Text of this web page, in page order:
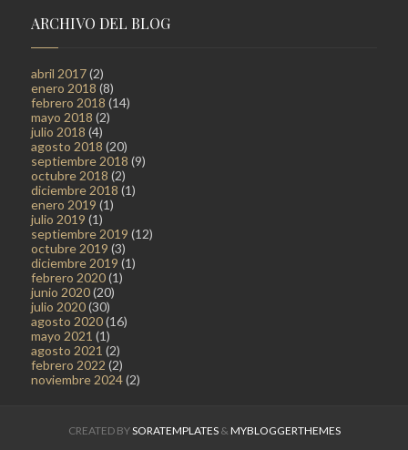
ARCHIVO DEL BLOG
abril 2017(2)
enero 2018 (8)
febrero 2018 (14)
mayo 2018 (2)
julio 2018 (4)
agosto 2018 (20)
septiembre 2018 (9)
octubre 2018 (2)
diciembre 2018 (1)
enero 2019 (1)
julio 2019 (1)
septiembre 2019 (12)
octubre 2019 (3)
diciembre 2019 (1)
febrero 2020(1)
junio 2020(20)
julio 2020(30)
agosto 2020(16)
mayo 2021 (1)
agosto 2021 (2)
febrero 2022 (2)
noviembre 2024(2)
CREATED BYSORATEMPLATES& MYBLOGGERTHEMES